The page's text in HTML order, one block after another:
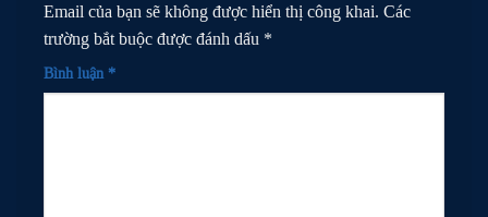
Email của bạn sẽ không được hiển thị công khai. Các
trường bắt buộc được đánh dấu *
Bình luận *